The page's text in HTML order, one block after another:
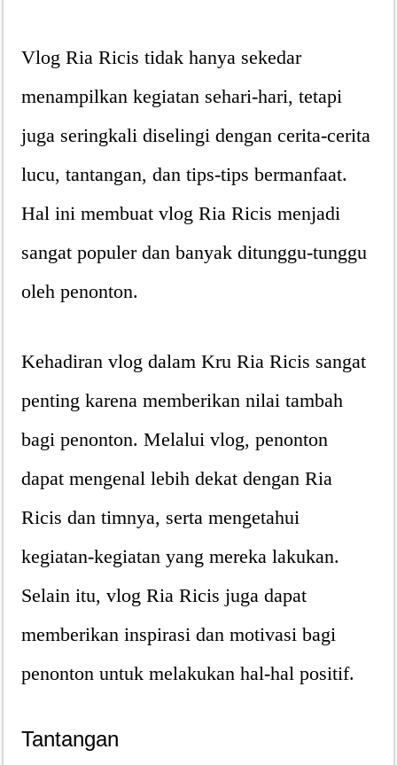
Vlog Ria Ricis tidak hanya sekedar
menampilkan kegiatan sehari-hari, tetapi
juga seringkali diselingi dengan cerita-cerita
lucu, tantangan, dan tips-tips bermanfaat.
Hal ini membuat vlog Ria Ricis menjadi
sangat populer dan banyak ditunggu-tunggu
oleh penonton.
Kehadiran vlog dalam Kru Ria Ricis sangat
penting karena memberikan nilai tambah
bagi penonton. Melalui vlog, penonton
dapat mengenal lebih dekat dengan Ria
Ricis dan timnya, serta mengetahui
kegiatan-kegiatan yang mereka lakukan.
Selain itu, vlog Ria Ricis juga dapat
memberikan inspirasi dan motivasi bagi
penonton untuk melakukan hal-hal positif.
Tantangan